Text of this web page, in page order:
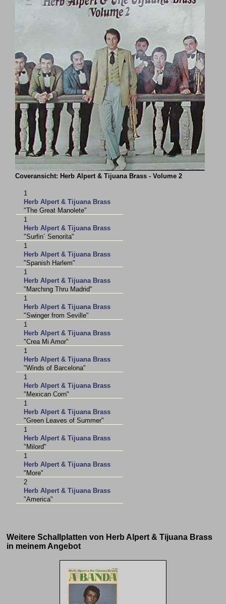
Coveransicht: Herb Alpert & Tijuana Brass - Volume 2
1
Herb Alpert & Tijuana Brass
"The Great Manolete"
1
Herb Alpert & Tijuana Brass
"Surfin´ Senorita"
1
Herb Alpert & Tijuana Brass
"Spanish Harlem"
1
Herb Alpert & Tijuana Brass
"Marching Thru Madrid"
1
Herb Alpert & Tijuana Brass
"Swinger from Seville"
1
Herb Alpert & Tijuana Brass
"Crea Mi Amor"
1
Herb Alpert & Tijuana Brass
"Winds of Barcelona"
1
Herb Alpert & Tijuana Brass
"Mexican Corn"
1
Herb Alpert & Tijuana Brass
"Green Leaves of Summer"
1
Herb Alpert & Tijuana Brass
"Milord"
1
Herb Alpert & Tijuana Brass
"More"
2
Herb Alpert & Tijuana Brass
"America"
Weitere Schallplatten von Herb Alpert & Tijuana Brass
in meinem Angebot